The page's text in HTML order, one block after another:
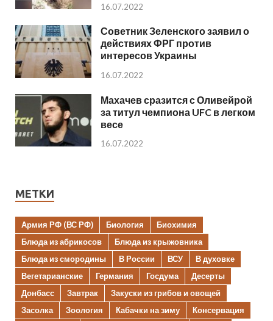
16.07.2022
Советник Зеленского заявил о
действиях ФРГ против
интересов Украины
16.07.2022
Махачев сразится с Оливейрой
за титул чемпиона UFC в легком
весе
16.07.2022
МЕТКИ
Армия РФ (ВС РФ) Биология
Биохимия
Блюда из абрикосов
Блюда из крыжовника
Блюда из смородины
В России ВСУ
В духовке
Вегетарианские
Германия Госдума
Десерты
Донбасс
Завтрак
Закуски из грибов и овощей
Засолка
Зоология Кабачки на зиму
Консервация